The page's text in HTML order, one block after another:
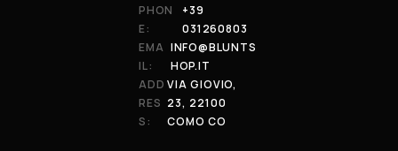
PHON
E:
+39
031260803
EMA
IL:
INFO@BLUNTS
HOP.IT
ADD
RES
S:
VIA GIOVIO,
23, 22100
COMO CO